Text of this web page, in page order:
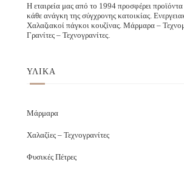
Η εταιρεία μας από το 1994 προσφέρει προϊόντα
κάθε ανάγκη της σύγχρονης κατοικίας.
Χαλαζιακοί πάγκοι κουζίνας. Μάρμαρα –
Γρανίτες – Τεχνογρανίτες.
ΥΛΙΚΑ
Μάρμαρα
Χαλαζίες – Τεχνογρανίτες
Φυσικές Πέτρες